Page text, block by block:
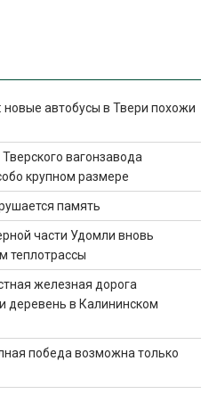
автобусы в Твери похожи
вагонзавода
крупном размере
память
части Удомли вновь
теплотрассы
железная дорога
деревень в Калининском
победа возможна только